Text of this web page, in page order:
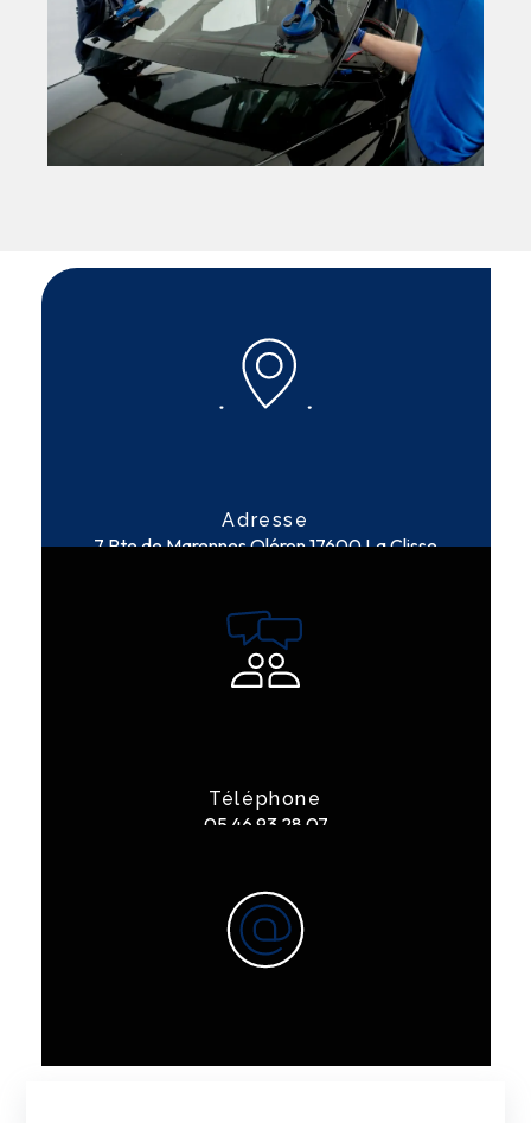
Adresse
7 Rte de Marennes Oléron17600 La Clisse
Téléphone
05 46 93 28 07